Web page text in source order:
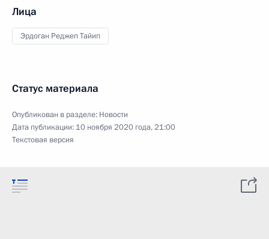
Лица
Эрдоган Реджеп Тайип
Статус материала
Опубликован в разделе: Новости
Дата публикации: 10 ноября 2020 года, 21:00
Текстовая версия